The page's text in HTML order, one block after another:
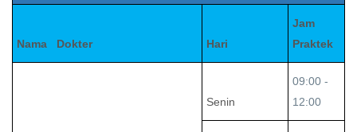
Nama Dokter Hari
Jam
Praktek
Senin
09:00 -
12:00